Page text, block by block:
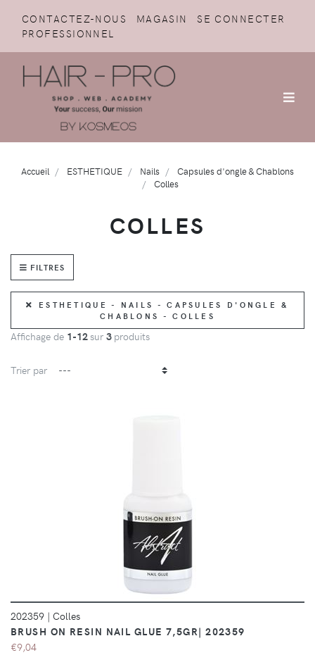
CONTACTEZ-NOUS MAGASIN
SE CONNECTER
PROFESSIONNEL
Accueil ESTHETIQUE Nails
Capsules d'ongle & Chablons
Colles
COLLES
FILTRES
ESTHETIQUE - NAILS - CAPSULES D'ONGLE &
CHABLONS - COLLES
Affichage de 1-12sur 3 produits
Trier par
202359 | Colles
BRUSH ON RESIN NAIL GLUE 7,5GR| 202359
€9,04